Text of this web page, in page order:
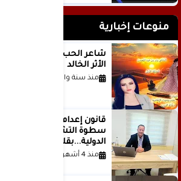
منوعات إخبارية
الأثر الخالد
منذ سنة واحدة
قانون إعدام الأسرى
سطوة التشريع وانهيار
الدولية...بقلم الدكتور وسيم
منذ 4 أشهر